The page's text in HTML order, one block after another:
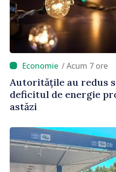
/ Acum 7 ore
Autoritățile au redus
deficitul de energie
astăzi